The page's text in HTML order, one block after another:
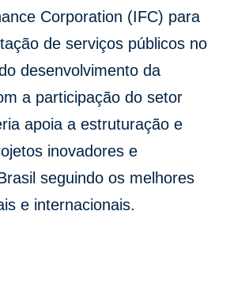
Corporation (IFC) para
de serviços públicos no
desenvolvimento da
a participação do setor
apoia a estruturação e
inovadores e
seguindo os melhores
e internacionais.